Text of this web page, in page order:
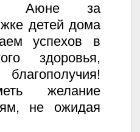
Аюне за
детей дома
успехов в
здоровья,
желание
не ожидая